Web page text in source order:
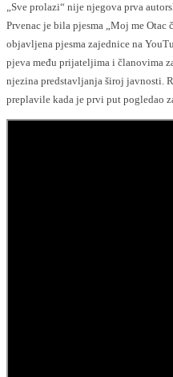
„Sve prolazi“ nije njegova prva
Prvenac je bila pjesma „Moj me
objavljena pjesma zajednice na
pjeva među prijateljima i članovima
njezina predstavljanja široj javnosti.
preplavile kada je prvi put pogledao